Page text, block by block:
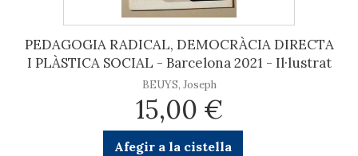
PEDAGOGIA RADICAL, DEMOCRÀCIA DIRECTA
I PLÀSTICA SOCIAL - Barcelona 2021 - Il·lustrat
BEUYS, Joseph
15,00 €
Afegir a la cistella